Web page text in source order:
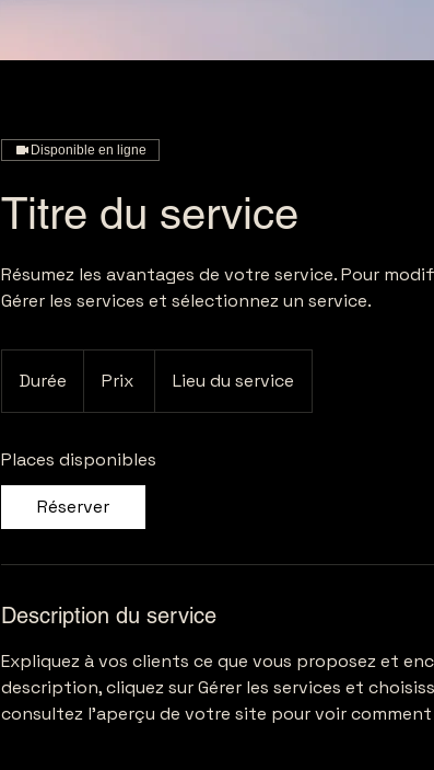
Disponible en ligne
Titre du service
Résumez les avantages de votre service. Pour
Gérer les services et sélectionnez un service.
Durée Prix Lieu du service
Places disponibles
Réserver
Description du service
Expliquez à vos clients ce que vous proposez et
description, cliquez sur Gérer les services et
consultez l'aperçu de votre site pour voir